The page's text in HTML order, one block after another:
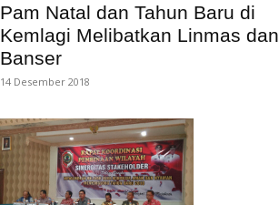
Pam Natal dan Tahun Baru di
Kemlagi Melibatkan Linmas dan
Banser
14 Desember 2018